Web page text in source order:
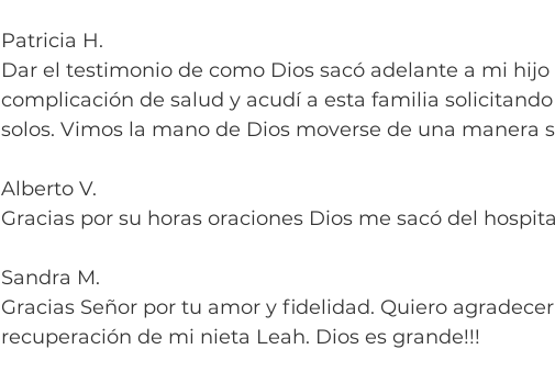
Patricia H.
Dar el testimonio de como Dios sacó adelante a mi
complicación de salud y acudí a esta familia
solos. Vimos la mano de Dios moverse de una manera
Alberto V.
Gracias por su horas oraciones Dios me sacó del
Sandra M.
Gracias Señor por tu amor y fidelidad. Quiero
recuperación de mi nieta Leah. Dios es grande!!!